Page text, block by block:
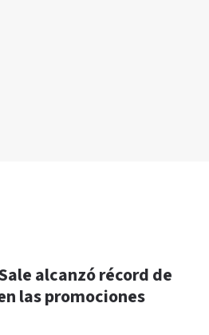
alcanzó récord de
las promociones